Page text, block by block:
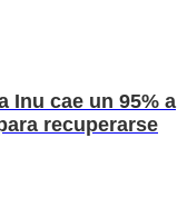
Inu cae un 95% a
recuperarse